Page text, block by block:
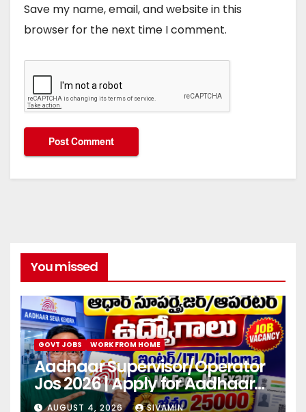
Save my name, email, and website in this
browser for the next time I comment.
You missed
GOVT JOBS WORK FROM HOME
Aadhaar Supervisor/Operator
Jos 2026 | Apply for Aadhaar
center
AUGUST 4, 2026 SIVAMIN